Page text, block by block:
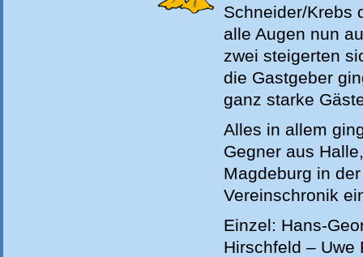
Schneider/Krebs
alle Augen nun
zwei steigerten
die Gastgeber
ganz starke
Alles in allem
Gegner aus
Magdeburg in
Vereinschronik
Einzel: Hans-
Hirschfeld – Uwe